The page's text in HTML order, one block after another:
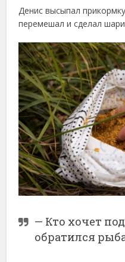
Денис высыпал
перемешал и сделал
— Кто хочет
обратился